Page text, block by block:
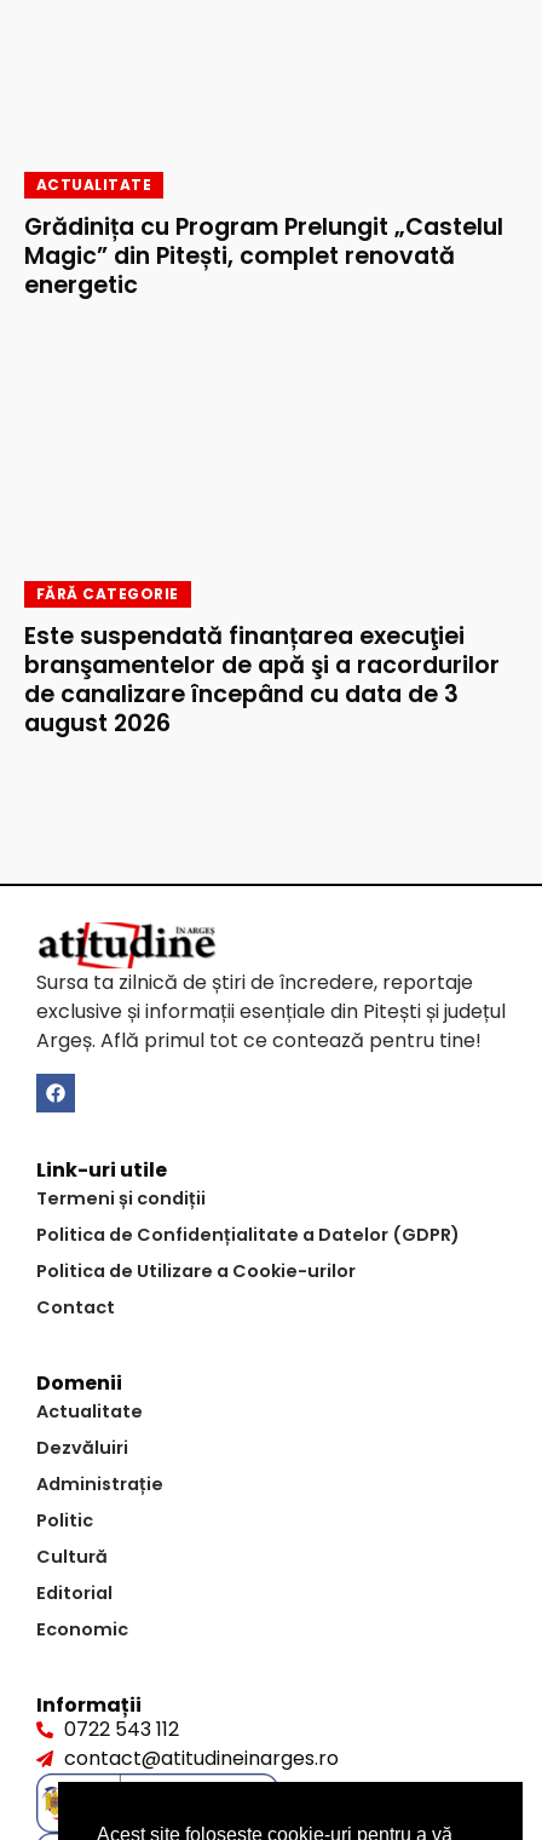
ACTUALITATE
Grădinița cu Program Prelungit „Castelul
Magic” din Pitești, complet renovată
energetic
FĂRĂ CATEGORIE
Este suspendată finanțarea execuţiei
branşamentelor de apă şi a racordurilor
de canalizare începând cu data de 3
august 2026
Sursa ta zilnică de știri de încredere, reportaje
exclusive și informații esențiale din Pitești și județul
Argeș. Află primul tot ce contează pentru tine!
Link-uri utile
Termeni și condiții
Politica de Confidențialitate a Datelor (GDPR)
Politica de Utilizare a Cookie-urilor
Contact
Domenii
Actualitate
Dezvăluiri
Administrație
Politic
Cultură
Editorial
Economic
Informații
0722 543 112
contact@atitudineinarges.ro
Acest site folosește cookie-uri pentru a vă